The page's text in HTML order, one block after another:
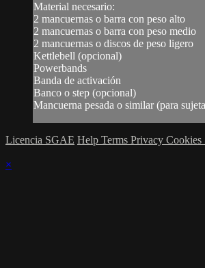
Material necesario:
2 mancuernas o barra con peso alto
2 mancuernas o barra con peso medio
2 mancuernas o discos de peso ligero
Kettlebell (opcional)
Powerbands
Banda de activación
Banco o step (opcional)
Mancuerna pesada o similar (para
Licencia SGAE Help Terms Privacy Cookies
×